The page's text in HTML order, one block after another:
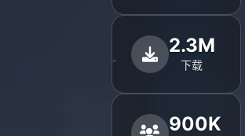
2.3M
下载
900K